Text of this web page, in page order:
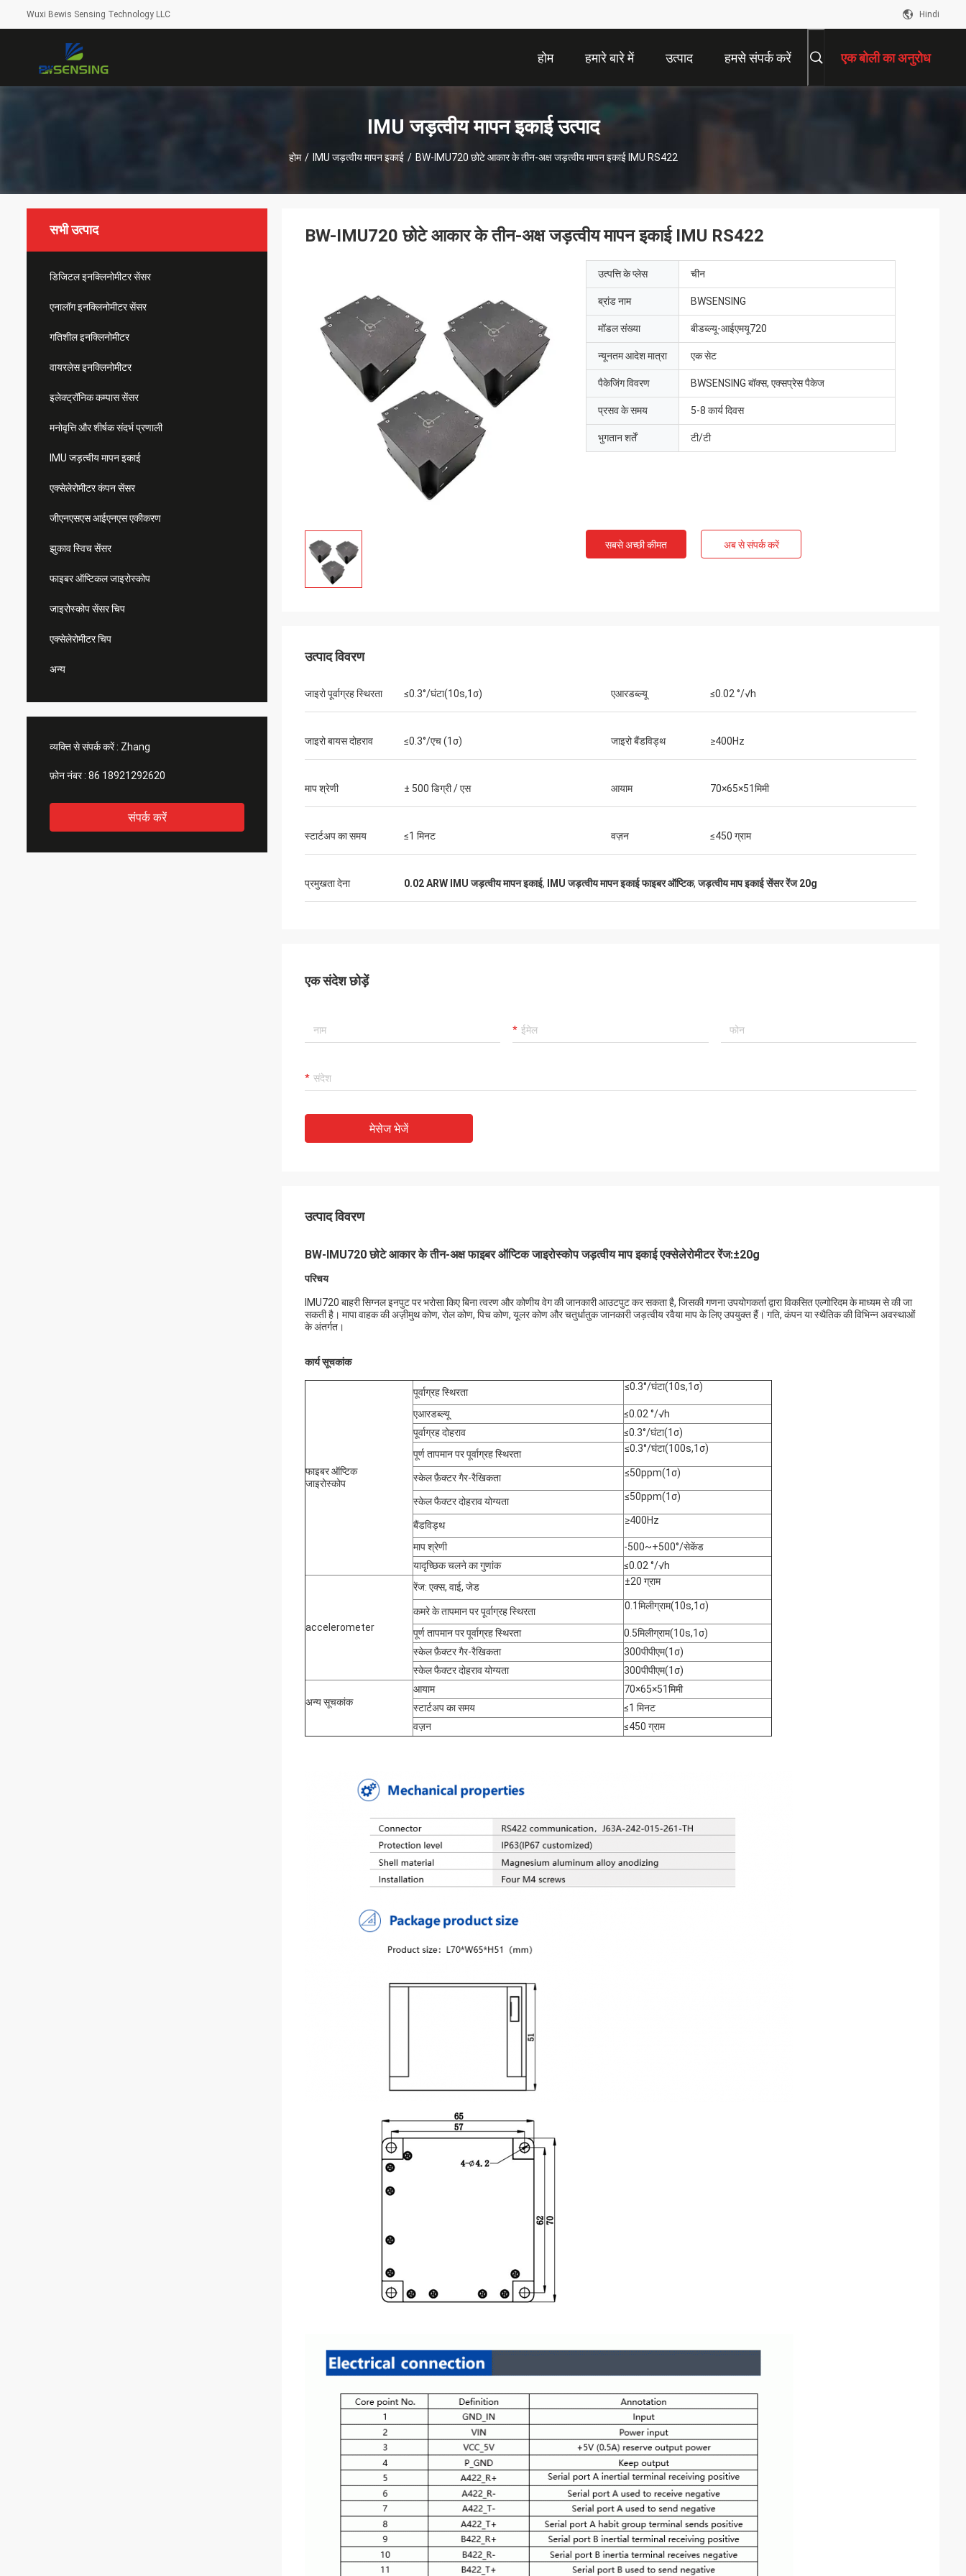
Wuxi Bewis Sensing Technology LLC Hindi
होम हमारे बारे में उत्पाद हमसे संपर्क करें एक बोली का अनुरोध
IMU जड़त्वीय मापन इकाई उत्पाद
होम / IMU जड़त्वीय मापन इकाई / BW-IMU720 छोटे आकार के तीन-अक्ष जड़त्वीय मापन इकाई IMU RS422
सभी उत्पाद
डिजिटल इनक्लिनोमीटर सेंसर
एनालॉग इनक्लिनोमीटर सेंसर
गतिशील इनक्लिनोमीटर
वायरलेस इनक्लिनोमीटर
इलेक्ट्रॉनिक कम्पास सेंसर
मनोवृत्ति और शीर्षक संदर्भ प्रणाली
IMU जड़त्वीय मापन इकाई
एक्सेलेरोमीटर कंपन सेंसर
जीएनएसएस आईएनएस एकीकरण
झुकाव स्विच सेंसर
फाइबर ऑप्टिकल जाइरोस्कोप
जाइरोस्कोप सेंसर चिप
एक्सेलेरोमीटर चिप
अन्य
व्यक्ति से संपर्क करें : Zhang
फ़ोन नंबर : 86 18921292620
संपर्क करें
BW-IMU720 छोटे आकार के तीन-अक्ष जड़त्वीय मापन इकाई IMU RS422
उत्पत्ति के प्लेस चीन
ब्रांड नाम BWSENSING
मॉडल संख्या बीडब्ल्यू-आईएमयू720
न्यूनतम आदेश मात्रा एक सेट
पैकेजिंग विवरण BWSENSING बॉक्स, एक्सप्रेस पैकेज
प्रसव के समय 5-8 कार्य दिवस
भुगतान शर्तें टी/टी
सबसे अच्छी कीमत अब से संपर्क करें
उत्पाद विवरण
जाइरो पूर्वाग्रह स्थिरता ≤0.3°/घंटा(10s,1σ) एआरडब्ल्यू ≤0.02 °/√h
जाइरो बायस दोहराव ≤0.3°/एच (1σ) जाइरो बैंडविड्थ ≥400Hz
माप श्रेणी ± 500 डिग्री / एस आयाम 70×65×51मिमी
स्टार्टअप का समय ≤1 मिनट वज़न ≤450 ग्राम
प्रमुखता देना 0.02 ARW IMU जड़त्वीय मापन इकाई, IMU जड़त्वीय मापन इकाई फाइबर ऑप्टिक,जड़त्वीय माप इकाई सेंसर रेंज 20g
एक संदेश छोड़ें
मेसेज भेजें
उत्पाद विवरण
BW-IMU720 छोटे आकार के तीन-अक्ष फाइबर ऑप्टिक जाइरोस्कोप जड़त्वीय माप इकाई एक्सेलेरोमीटर रेंज:±20g
परिचय
IMU720 बाहरी सिग्नल इनपुट पर भरोसा किए बिना त्वरण और कोणीय वेग की जानकारी आउटपुट कर सकता है, जिसकी गणना उपयोगकर्ता द्वारा विकसित एल्गोरिदम के माध्यम से की जा
सकती है। मापा वाहक की अज़ीमुथ कोण, रोल कोण, पिच कोण, यूलर कोण और चतुर्धातुक जानकारी जड़त्वीय रवैया माप के लिए उपयुक्त हैं। गति, कंपन या स्थैतिक की विभिन्न अवस्थाओं
के अंतर्गत।
कार्य सूचकांक
फाइबर ऑप्टिक
जाइरोस्कोप
पूर्वाग्रह स्थिरता ≤0.3°/घंटा(10s,1σ)
एआरडब्ल्यू
≤0.02 °/√h
पूर्वाग्रह दोहराव
≤0.3°/घंटा(1σ)
पूर्ण तापमान पर पूर्वाग्रह स्थिरता
≤0.3°/घंटा(100s,1σ)
स्केल फ़ैक्टर गैर-रैखिकता ≤50ppm(1σ)
स्केल फैक्टर दोहराव योग्यता ≤50ppm(1σ)
बैंडविड्थ ≥400Hz
माप श्रेणी
-500~+500°/सेकेंड
यादृच्छिक चलने का गुणांक
≤0.02 °/√h
accelerometer
रेंज: एक्स, वाई, जेड ±20 ग्राम
कमरे के तापमान पर पूर्वाग्रह स्थिरता 0.1मिलीग्राम(10s,1σ)
पूर्ण तापमान पर पूर्वाग्रह स्थिरता
0.5मिलीग्राम(10s,1σ)
स्केल फ़ैक्टर गैर-रैखिकता
300पीपीएम(1σ)
स्केल फैक्टर दोहराव योग्यता
300पीपीएम(1σ)
अन्य सूचकांक
आयाम
70×65×51मिमी
स्टार्टअप का समय
≤1 मिनट
वज़न
≤450 ग्राम